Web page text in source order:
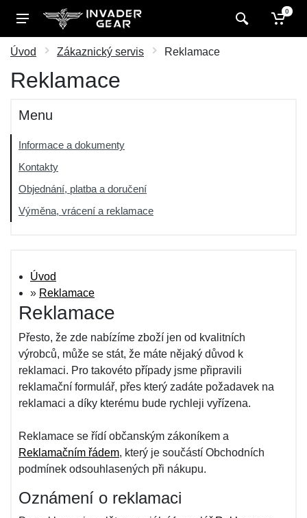
0
Úvod Zákaznický servis Reklamace
Reklamace
Menu
Informace a dokumenty
Kontakty
Objednání, platba a doručení
Výměna, vrácení a reklamace
Úvod
» Reklamace
Reklamace
Přesto, že zde nabízíme zboží jen od kvalitních
výrobců, může se stát, že máte nějaký důvod k
reklamaci. Pro takovéto případy jsme připravili
reklamační formulář, přes který zadáte požadavek na
reklamaci a díky kterému bude rychleji vyřízena.
Reklamace se řídí občanským zákoníkem a
Reklamačním řádem, který je součástí Obchodních
podmínek odsouhlasených při nákupu.
Oznámení o reklamaci